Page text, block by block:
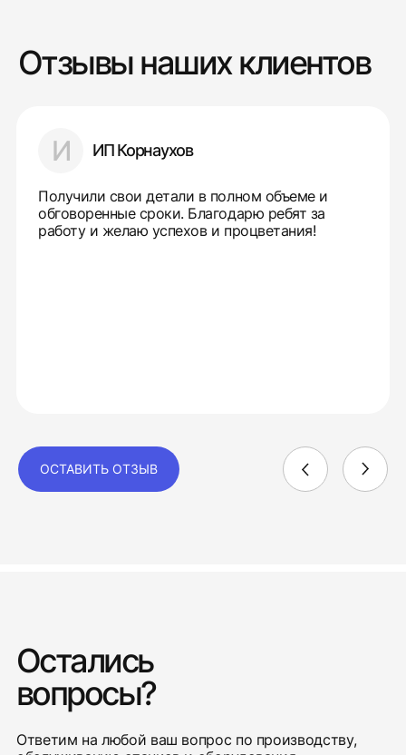
Отзывы наших клиентов
И ИП Корнаухов
Получили свои детали в полном объеме и
обговоренные сроки. Благодарю ребят за
работу и желаю успехов и процветания!
ОСТАВИТЬ ОТЗЫВ
Остались
вопросы?
Ответим на любой ваш вопрос по производству,